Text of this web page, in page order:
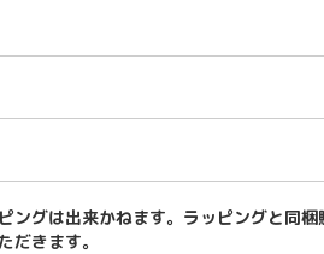
ングは出来かねます。ラッピングと同梱
だきます。